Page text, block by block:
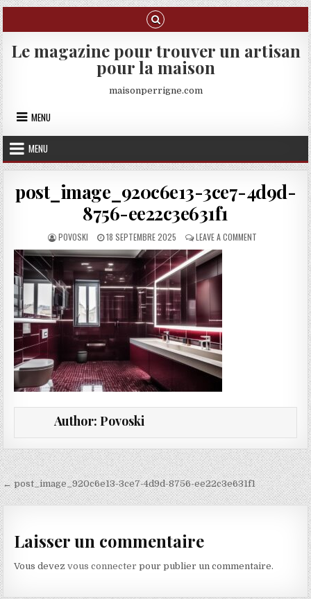
Skip to content
Le magazine pour trouver un artisan
pour la maison
maisonperrigne.com
MENU
MENU
post_image_920c6e13-3ce7-4d9d-
8756-ee22c3e631f1
AUTHOR:
POVOSKI PUBLISHED DATE:
18 SEPTEMBRE 2025 LEAVE A COMMENTON
Author: Povoski
Navigation de l’article
← post_image_920c6e13-3ce7-4d9d-8756-ee22c3e631f1
Laisser un commentaire
Vous devezvous connecter pour publier un commentaire.